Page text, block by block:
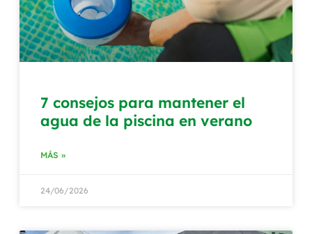
7 consejos para mantener el
agua de la piscina en verano
MÁS »
24/06/2026